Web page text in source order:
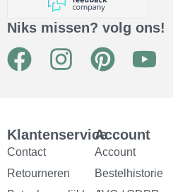
Niks missen? volg ons!
F
e
b
o
I
t
g
P
t
e
r
Y
t
b
Klantenservice
Contact
Retourneren
Account
Account
Bestelhistorie